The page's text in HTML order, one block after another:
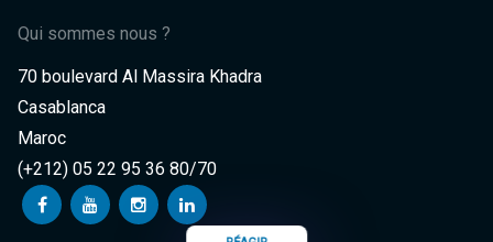
Qui sommes nous ?
70 boulevard Al Massira Khadra
Casablanca
Maroc
(+212) 05 22 95 36 80/70